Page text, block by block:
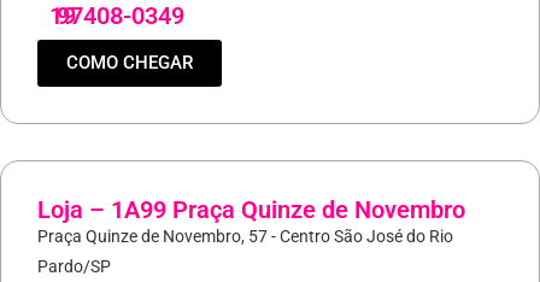
19
97408-0349
COMO CHEGAR
Loja – 1A99 Praça Quinze de Novembro
Praça Quinze de Novembro, 57 - Centro São José do Rio
Pardo/SP